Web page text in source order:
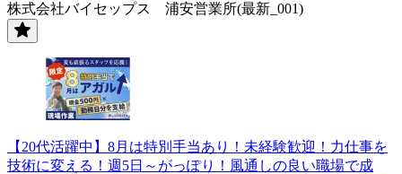
株式会社バイセップス 浦安営業所(最新_001)
【20代活躍中】8月は特別手当あり！未経験歓迎！力仕事を
技術に変える！週5日～がっぽり！風通しの良い職場で成